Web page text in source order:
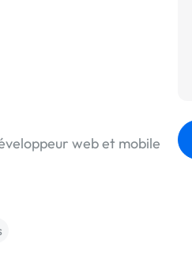
web et mobile